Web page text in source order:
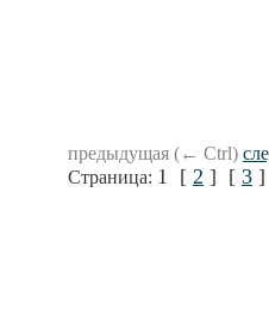
предыдущая (← Ctrl)
Страница: 1 [ 2 ] [ 3